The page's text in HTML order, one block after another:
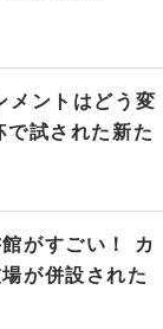
メントはどう変
試された新た
がすごい！ カ
が併設された